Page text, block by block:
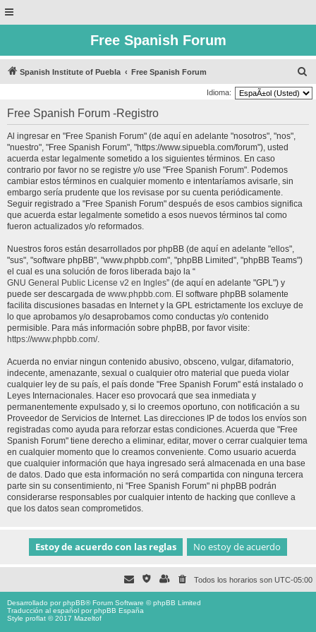
Free Spanish Forum
Spanish Institute of Puebla Free Spanish Forum
u
Idioma:
Free Spanish Forum -Registro
Al ingresar en "Free Spanish Forum" (de aquí en adelante "nosotros", "nos",
"nuestro", "Free Spanish Forum", "https://www.sipuebla.com/forum"), usted
acuerda estar legalmente sometido a los siguientes términos. En caso
contrario por favor no se registre y/o use "Free Spanish Forum". Podemos
cambiar estos términos en cualquier momento e intentaríamos avisarle, sin
embargo sería prudente que los revisase por su cuenta periódicamente.
Seguir registrado a "Free Spanish Forum" después de esos cambios significa
que acuerda estar legalmente sometido a esos nuevos términos tal como
fueron actualizados y/o reformados.
Nuestros foros están desarrollados por phpBB (de aquí en adelante "ellos",
"sus", "software phpBB", "www.phpbb.com", "phpBB Limited", "phpBB Teams")
el cual es una solución de foros liberada bajo la “
GNU General Public License v2 en Ingles” (de aquí en adelante "GPL") y
puede ser descargada de www.phpbb.com. El software phpBB solamente
facilita discusiones basadas en Internet y la GPL estrictamente los excluye de
lo que aprobamos y/o desaprobamos como conductas y/o contenido
permisible. Para más información sobre phpBB, por favor visite:
https://www.phpbb.com/.
Acuerda no enviar ningun contenido abusivo, obsceno, vulgar, difamatorio,
indecente, amenazante, sexual o cualquier otro material que pueda violar
cualquier ley de su país, el país donde "Free Spanish Forum" está instalado o
Leyes Internacionales. Hacer eso provocará que sea inmediata y
permanentemente expulsado y, si lo creemos oportuno, con notificación a su
Proveedor de Servicios de Internet. Las direcciones IP de todos los envíos son
registradas como ayuda para reforzar estas condiciones. Acuerda que "Free
Spanish Forum" tiene derecho a eliminar, editar, mover o cerrar cualquier tema
en cualquier momento que lo creamos conveniente. Como usuario acuerda
que cualquier información que haya ingresado será almacenada en una base
de datos. Dado que esta información no será compartida con ninguna tercera
parte sin su consentimiento, ni "Free Spanish Forum" ni phpBB podrán
considerarse responsables por cualquier intento de hacking que conlleve a
que los datos sean comprometidos.
Todos los horarios son UTC-05:00
Desarrollado porphpBB® Forum Software © phpBB Limited
Traducción al español porphpBB España
Style proflat © 2017 Mazeltof